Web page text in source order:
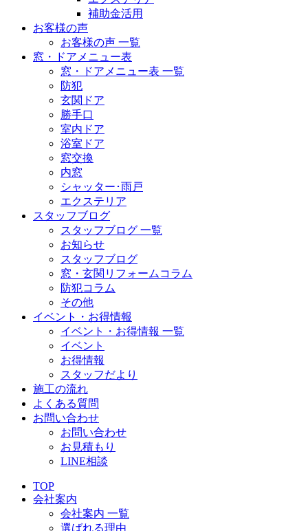
補助金活用
お客様の声
お客様の声 一覧
窓・ドアメニュー表
窓・ドアメニュー表 一覧
防犯
玄関ドア
勝手口
室内ドア
浴室ドア
窓交換
内窓
シャッター･雨戸
エクステリア
スタッフブログ
スタッフブログ 一覧
お知らせ
スタッフブログ
窓・玄関リフォームコラム
防犯コラム
その他
イベント・お得情報
イベント・お得情報 一覧
イベント
お得情報
スタッフだより
施工の流れ
よくある質問
お問い合わせ
お問い合わせ
お見積もり
LINE相談
TOP
会社案内
会社案内 一覧
選ばれる理由